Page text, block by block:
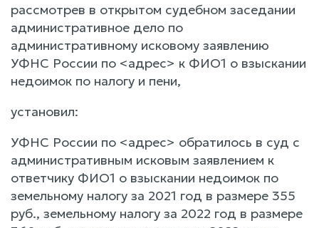
рассмотрев в открытом судебном заседании
административное дело по
административному исковому заявлению
УФНС России по <адрес> к ФИО1 о взыскании
недоимок по налогу и пени,
установил:
УФНС России по <адрес> обратилось в суд с
административным исковым заявлением к
ответчику ФИО1 о взыскании недоимок по
земельному налогу за 2021 год в размере 355
руб., земельному налогу за 2022 год в размере